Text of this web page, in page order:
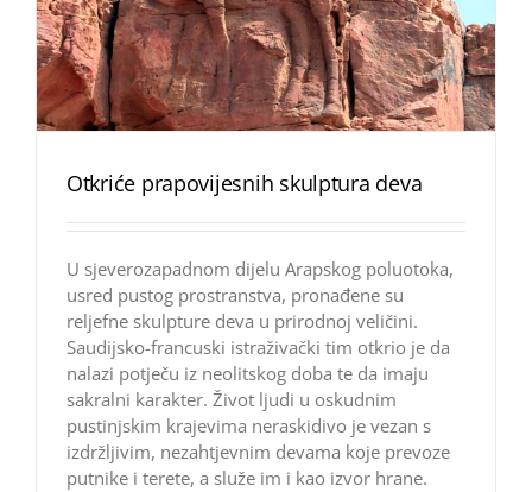
Otkriće prapovijesnih skulptura deva
U sjeverozapadnom dijelu Arapskog poluotoka,
usred pustog prostranstva, pronađene su
reljefne skulpture deva u prirodnoj veličini.
Saudijsko-francuski istraživački tim otkrio je da
nalazi potječu iz neolitskog doba te da imaju
sakralni karakter. Život ljudi u oskudnim
pustinjskim krajevima neraskidivo je vezan s
izdržljivim, nezahtjevnim devama koje prevoze
putnike i terete, a služe im i kao izvor hrane.